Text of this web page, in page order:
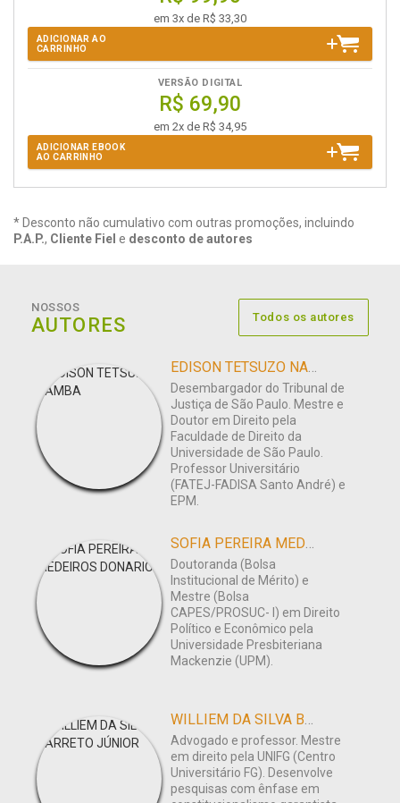
em 3x de R$ 33,30
ADICIONAR AO
CARRINHO
VERSÃO DIGITAL
R$ 69,90
em 2x de R$ 34,95
ADICIONAR EBOOK
AO CARRINHO
* Desconto não cumulativo com outras promoções, incluindo
P.A.P., Cliente Fiel e desconto de autores
NOSSOS
AUTORES Todos os autores
EDISON TETSUZO NAMBA
Desembargador do Tribunal de
Justiça de São Paulo. Mestre e
Doutor em Direito pela
Faculdade de Direito da
Universidade de São Paulo.
Professor Universitário
(FATEJ-FADISA Santo André) e
EPM.
SOFIA PEREIRA MEDEIROS DONARIO
Doutoranda (Bolsa
Institucional de Mérito) e
Mestre (Bolsa
CAPES/PROSUC- I) em Direito
Político e Econômico pela
Universidade Presbiteriana
Mackenzie (UPM).
WILLIEM DA SILVA BARRETO JÚNIOR
Advogado e professor. Mestre
em direito pela UNIFG (Centro
Universitário FG). Desenvolve
pesquisas com ênfase em